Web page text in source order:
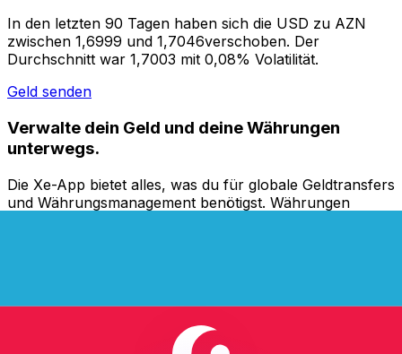
In den letzten 90 Tagen haben sich die USD zu AZN
zwischen 1,6999 und 1,7046verschoben. Der
Durchschnitt war 1,7003 mit 0,08% Volatilität.
Geld senden
Verwalte dein Geld und deine Währungen
unterwegs.
Die Xe-App bietet alles, was du für globale Geldtransfers
und Währungsmanagement benötigst. Währungen